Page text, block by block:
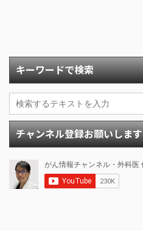
キーワードで検索
チャンネル登録お願いします